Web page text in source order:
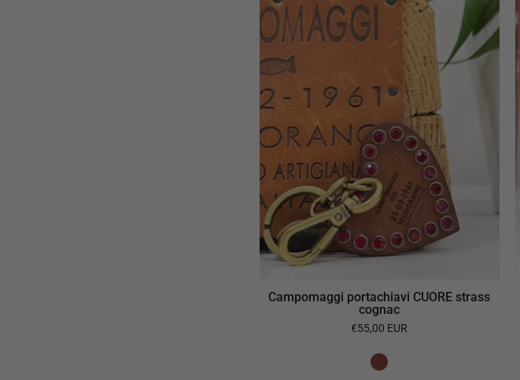
CUORE
strass
cognac
Campomaggi portachiavi CUORE strass
cognac
€55,00 EUR